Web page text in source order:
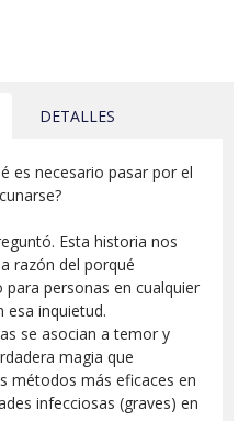
DETALLES
es necesario pasar por el
Esta historia nos
razón del porqué
personas en cualquier
esa inquietud.
se asocian a temor y
magia que
métodos más eficaces en
infecciosas (graves) en